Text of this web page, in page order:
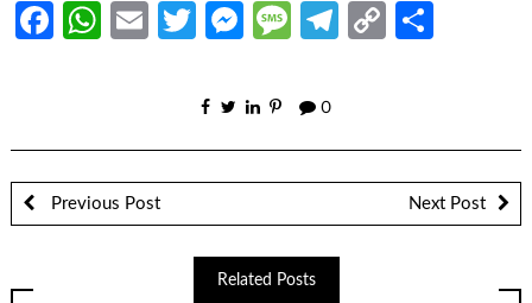
Facebook
WhatsApp
EmailTwitter
Messenger
Message
Telegram
Copy
0
Previous Post Next Post
Related Posts